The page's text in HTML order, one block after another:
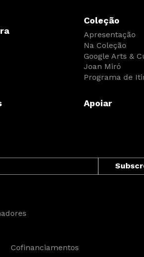
Coleção
Apresentação
Na Coleção
Google Arts &
Joan Miró
Programa de
Apoiar
Cofinanciamentos